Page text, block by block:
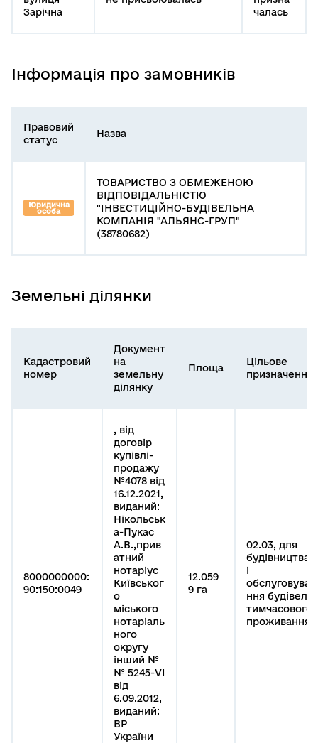
Зарічна
чалась
Інформація про замовників
Правовий
статус
Назва
Юридична
особа
ТОВАРИСТВО З ОБМЕЖЕНОЮ
ВІДПОВІДАЛЬНІСТЮ
"ІНВЕСТИЦІЙНО-БУДІВЕЛЬНА
КОМПАНІЯ "АЛЬЯНС-ГРУП"
(38780682)
Земельні ділянки
Кадастровий
номер
Документ
на
земельну
ділянку
Площа
Цільове
призначення
8000000000:
90:150:0049
, від
договір
купівлі-
продажу
№4078 від
16.12.2021,
виданий:
Нікольськ
а-Пукас
А.В.,прив
атний
нотаріус
Київськог
о
міського
нотаріаль
ного
округу
інший №
№ 5245-VI
від
6.09.2012,
виданий:
ВР
України
12.059
9 га
02.03, для
будівництва
і
обслуговува
ння будівель
тимчасового
проживання